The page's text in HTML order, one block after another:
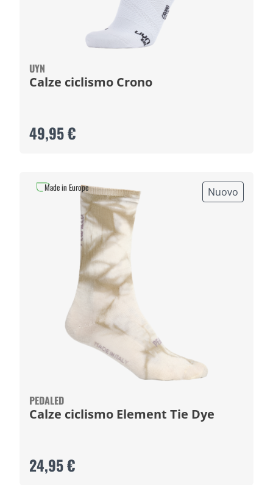
UYN
Calze ciclismo Crono
49,95 €
Nuovo
PEDALED
Calze ciclismo Element Tie Dye
24,95 €
Made in Europe